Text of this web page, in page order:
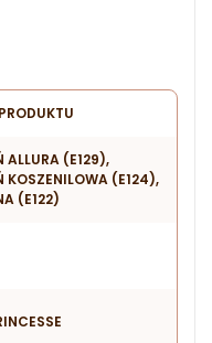
ALLURA (E129),
KOSZENILOWA (E124),
(E122)